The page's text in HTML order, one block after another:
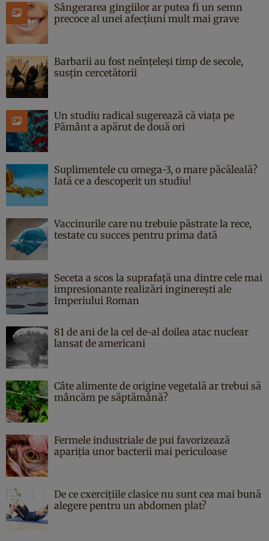
Sângerarea gingiilor ar putea fi un semn
precoce al unei afecțiuni mult mai grave
Barbarii au fost neînțeleși timp de secole,
susțin cercetătorii
Un studiu radical sugerează că viața pe
Pământ a apărut de două ori
Suplimentele cu omega-3, o mare păcăleală?
Iată ce a descoperit un studiu!
Vaccinurile care nu trebuie păstrate la rece,
testate cu succes pentru prima dată
Seceta a scos la suprafață una dintre cele mai
impresionante realizări inginerești ale
Imperiului Roman
81 de ani de la cel de-al doilea atac nuclear
lansat de americani
Câte alimente de origine vegetală ar trebui să
mâncăm pe săptămână?
Fermele industriale de pui favorizează
apariția unor bacterii mai periculoase
De ce cxercițiile clasice nu sunt cea mai bună
alegere pentru un abdomen plat?